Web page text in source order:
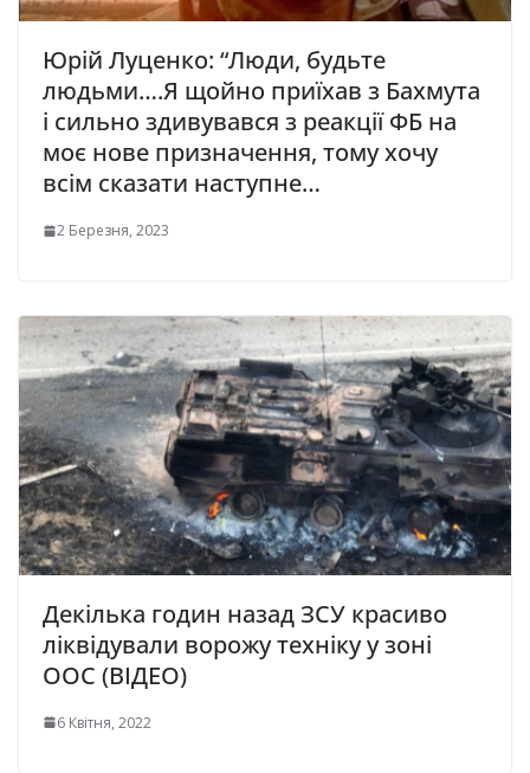
Юрій Луценко: “Люди, будьте
людьми….Я щойно приїхав з Бахмута
і сильно здивувався з реакції ФБ на
моє нове призначення, тому хочу
всім сказати наступне…
2 Березня, 2023
Декілька годин назад ЗСУ красиво
ліквідували ворожу техніку у зоні
ООС (ВІДЕО)
6 Квітня, 2022